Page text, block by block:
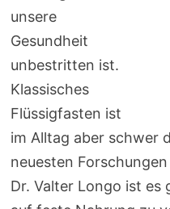
unsere
Gesundheit
unbestritten ist.
Klassisches
Flüssigfasten ist
im Alltag aber schwer
neuesten
Dr. Valter Longo ist